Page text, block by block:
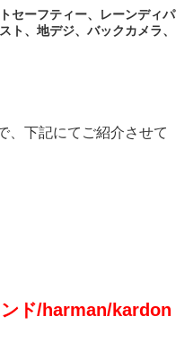
セーフティー、レーンディパ
ト、地デジ、バックカメラ、
、下記にてご紹介させて
ド/harman/kardon